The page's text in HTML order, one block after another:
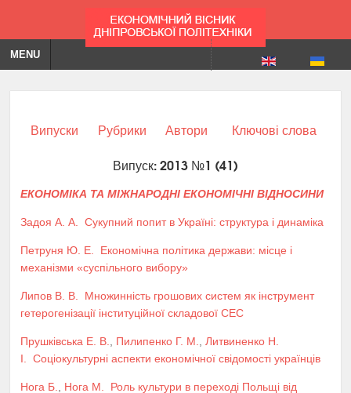
MENU
Випуски Рубрики Автори Ключові слова
Випуск: 2013 №1 (41)
ЕКОНОМІКА ТА МІЖНАРОДНІ ЕКОНОМІЧНІ ВІДНОСИНИ
Задоя А. А. Сукупний попит в Україні: структура і динаміка
Петруня Ю. Е.
Економічна політика держави: місце і
механізми «суспільного вибору»
Липов В. В.
Множинність грошових систем як інструмент
гетерогенізації інституційної складової СЕС
Прушківська Е. В. Пилипенко Г. М.
Литвиненко Н.
І.
Соціокультурні аспекти економічної свідомості українців
Нога Б. Нога М.
Роль культури в переході Польщі від